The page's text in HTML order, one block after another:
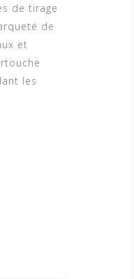
de tirage
de
et
les